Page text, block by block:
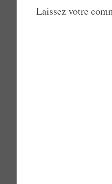
Laissez votre